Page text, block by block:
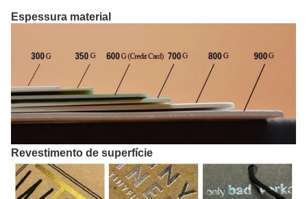
Espessura material
Revestimento de superfície